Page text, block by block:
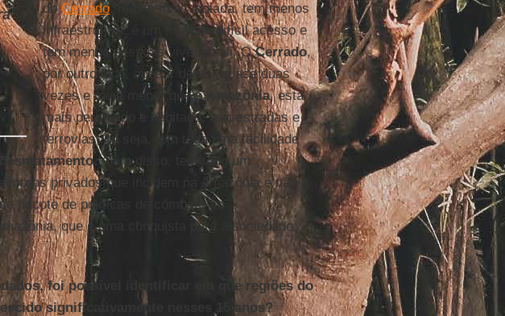
doCerrado, mas é mais isolada, tem menos
infraestrutura, é um local de difícil acesso e
tem menos pessoas vivendo ali. OCerrado,
por outro lado, apesar de ser quase duas
vezes e meia menor que aAmazônia, está
mais permeado e habitado, tem estradas e
ferrovias, ou seja, tem toda uma facilidade
. Além disso, tem todo um
privados que incidem na Amazônia e não
pacote de políticas de combate ao
que é uma conquista para a sociedade
foi possível identificar em que regiões do
significativamente nesses 15 anos?